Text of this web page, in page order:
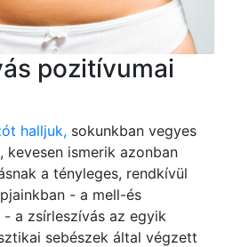
pozitívumai
halljuk, sokunkban vegyes
kevesen ismerik azonban
a tényleges, rendkívül
- a mell-és
a zsírleszívás az egyik
sebészek által végzett